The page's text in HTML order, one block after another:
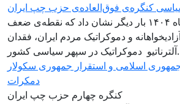
کنگره‌ی فوق‌العاده‌ی حزب چپ ایران
تجربه‌ی جنبش دی‌ماه ۱۴۰۴ بار دیگر نشان داد که نقطه‌ی ضعف
و دموکراتیک مردم ایران، فقدان
کشور…
جمهوری اسلامی و استقرار جمهوری سکولار
دمکرات
کنگره چهارم حزب چپ ایران